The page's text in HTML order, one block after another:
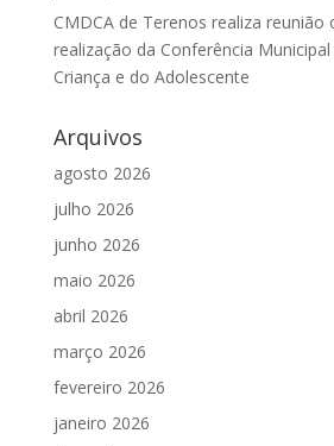
CMDCA de Terenos realiza reunião
realização da Conferência
Criança e do Adolescente
Arquivos
agosto 2026
julho 2026
junho 2026
maio 2026
abril 2026
março 2026
fevereiro 2026
janeiro 2026